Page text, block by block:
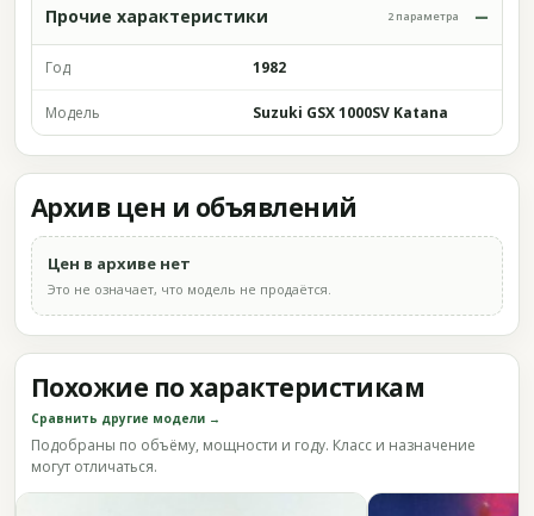
Прочие характеристики 2 параметра
Год 1982
Модель Suzuki GSX 1000SV Katana
Архив цен и объявлений
Цен в архиве нет
Это не означает, что модель не продаётся.
Похожие по характеристикам
Сравнить другие модели →
Подобраны по объёму, мощности и году. Класс и назначение
могут отличаться.